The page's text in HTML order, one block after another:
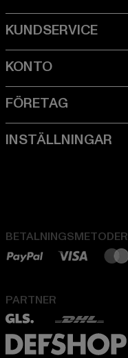
BETALNINGSMETODER
PARTNER